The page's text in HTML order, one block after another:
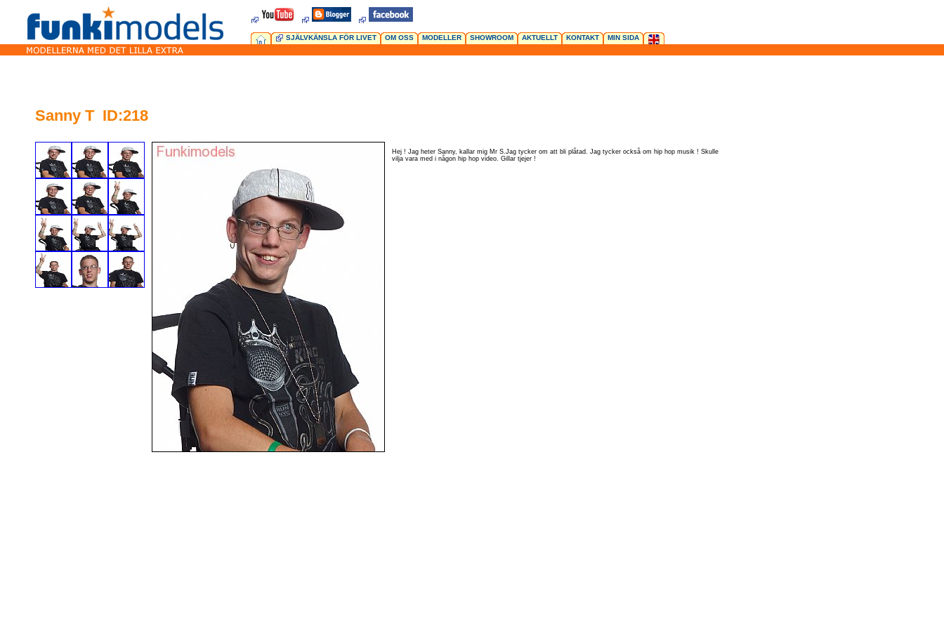
SJÄLVKÄNSLA FÖR LIVET OM OSS MODELLER SHOWROOM AKTUELLT KONTAKT MIN SIDA
Sanny T ID:218
Hej ! Jag heter Sanny, kallar mig Mr S.Jag tycker om att bli plåtad. Jag tycker också om hip hop musik ! Skulle
vilja vara med i någon hip hop video. Gillar tjejer !